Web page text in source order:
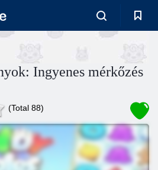
Ingyenes mérkőzés
(Total 88)